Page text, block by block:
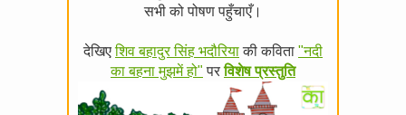
सभी को पोषण पहुँचाएँ।
देखिएशिव बहादुर सिंह भदौरियाकी कविता "नदी
का बहना मुझमें हो" परविशेष प्रस्तुति